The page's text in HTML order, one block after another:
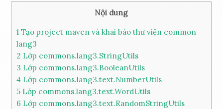
Nội dung
1 Tạo project maven và khai báo thư viện common
lang3
2 Lớp commons.lang3.StringUtils
3 Lớp commons.lang3.BooleanUtils
4 Lớp commons.lang3.text.NumberUtils
5 Lớp commons.lang3.text.WordUtils
6 Lớp commons.lang3.text.RandomStringUtils